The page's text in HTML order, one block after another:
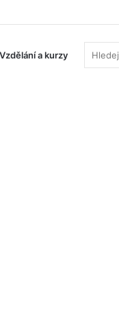
Vzdělání a kurzy